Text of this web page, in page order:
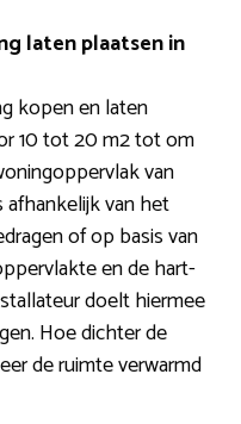
laten plaatsen in
kopen en laten
10 tot 20 m2 tot om
van
afhankelijk van het
of op basis van
en de hart-
doelt hiermee
Hoe dichter de
de ruimte verwarmd